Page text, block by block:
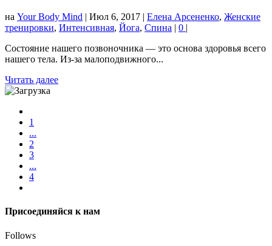
на Your Body Mind | Июл 6, 2017 | Елена Арсененко, Женские
тренировки, Интенсивная, Йога, Спина | 0 |
Состояние нашего позвоночника — это основа здоровья всего
нашего тела. Из-за малоподвижного...
Читать далее
1
...
2
3
...
4
Присоединяйся к нам
Follows